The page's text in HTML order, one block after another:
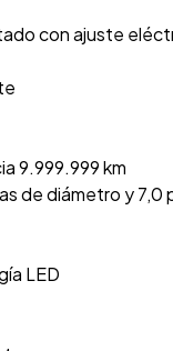
con ajuste
9.999.999 km
de diámetro y 7,0
LED